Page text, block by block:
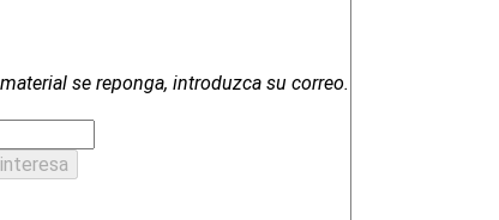
se reponga, introduzca su correo.